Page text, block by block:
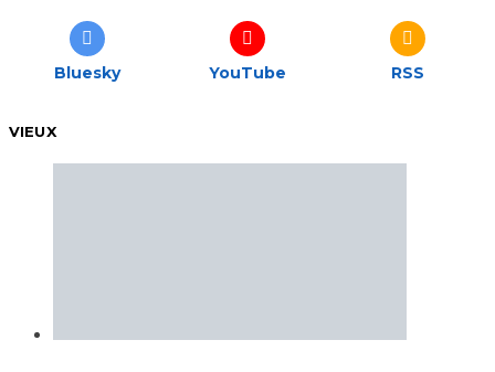
Bluesky YouTube RSS
VIEUX